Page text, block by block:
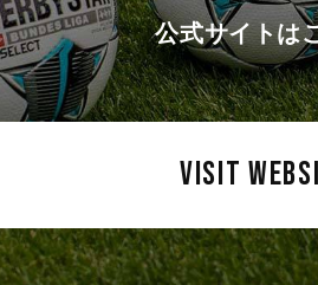
公式サイトは
VISIT